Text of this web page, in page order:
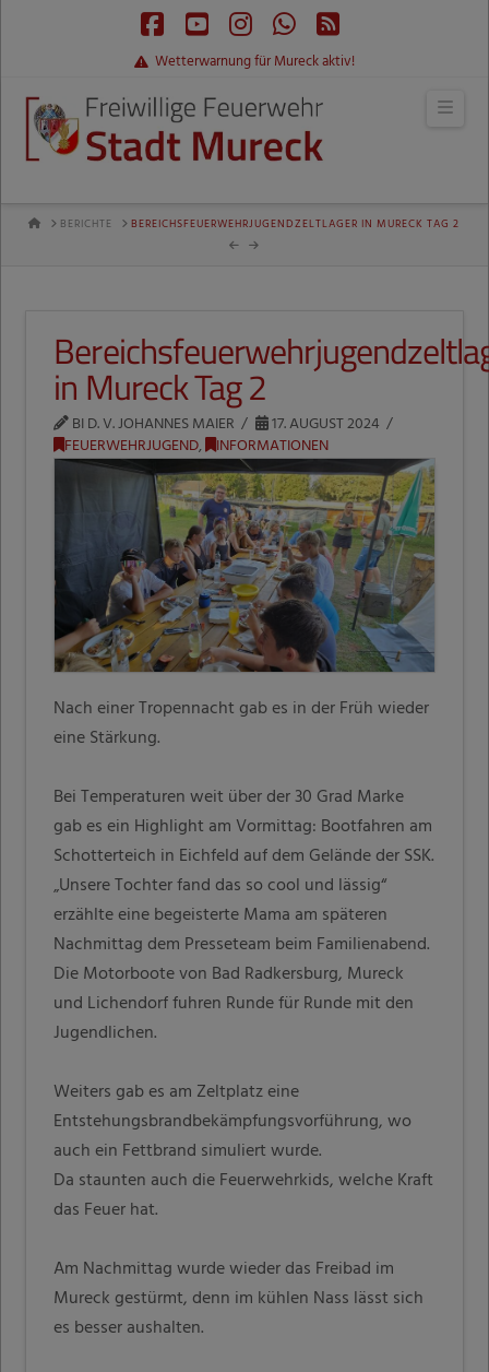
Facebook
YouTube
Instagram
Whatsapp
RSS
Wetterwarnung für Mureck aktiv!
HOMEBERICHTE BEREICHSFEUERWEHRJUGENDZELTLAGER IN MURECK TAG 2
in Mureck Tag 2
BI D. V. JOHANNES MAIER
17. AUGUST 2024
FEUERWEHRJUGEND, INFORMATIONEN
Nach einer Tropennacht gab es in der Früh wieder
eine Stärkung.
Bei Temperaturen weit über der 30 Grad Marke
gab es ein Highlight am Vormittag: Bootfahren am
Schotterteich in Eichfeld auf dem Gelände der SSK.
„Unsere Tochter fand das so cool und lässig“
erzählte eine begeisterte Mama am späteren
Nachmittag dem Presseteam beim Familienabend.
Die Motorboote von Bad Radkersburg, Mureck
und Lichendorf fuhren Runde für Runde mit den
Jugendlichen.
Weiters gab es am Zeltplatz eine
Entstehungsbrandbekämpfungsvorführung, wo
auch ein Fettbrand simuliert wurde.
Da staunten auch die Feuerwehrkids, welche Kraft
das Feuer hat.
Am Nachmittag wurde wieder das Freibad im
Mureck gestürmt, denn im kühlen Nass lässt sich
es besser aushalten.